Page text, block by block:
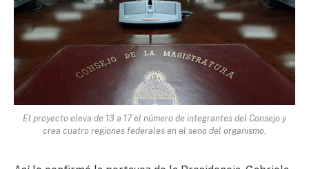
El proyecto eleva de 13 a 17 el número de integrantes del Consejo y
crea cuatro regiones federales en el seno del organismo.